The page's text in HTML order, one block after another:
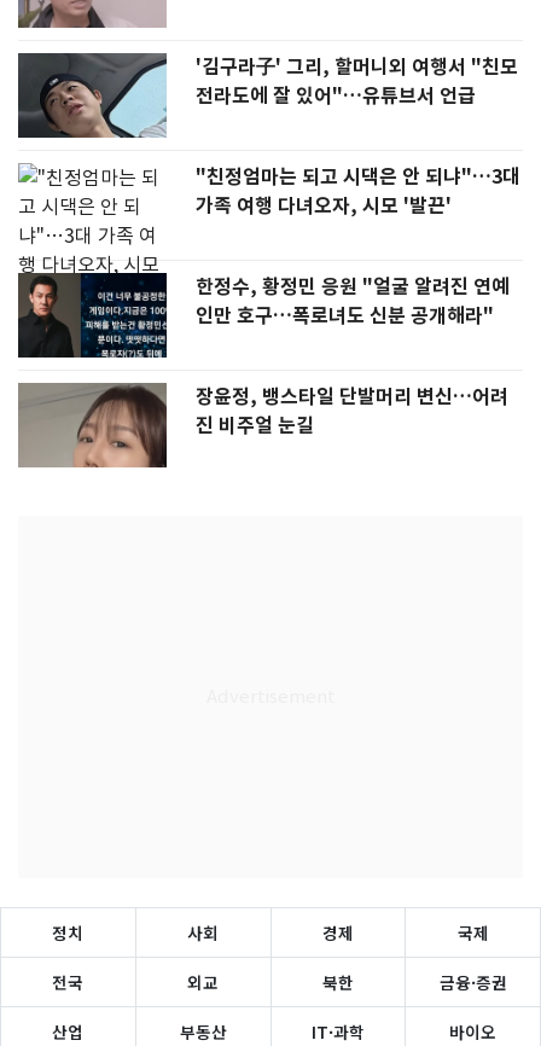
'김구라子' 그리, 할머니외 여행서 "친모
전라도에 잘 있어"…유튜브서 언급
"친정엄마는 되고 시댁은 안 되냐"…3대
가족 여행 다녀오자, 시모 '발끈'
한정수, 황정민 응원 "얼굴 알려진 연예
인만 호구…폭로녀도 신분 공개해라"
장윤정, 뱅스타일 단발머리 변신…어려
진 비주얼 눈길
정치 사회 경제 국제
전국 외교 북한 금융·증권
산업 부동산 IT·과학 바이오